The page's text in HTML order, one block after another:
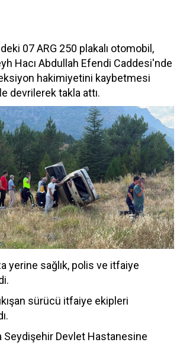
07 ARG 250 plakalı otomobil,
Hacı Abdullah Efendi Caddesi'nde
hakimiyetini kaybetmesi
devrilerek takla attı.
yerine sağlık, polis ve itfaiye
sürücü itfaiye ekipleri
Seydişehir Devlet Hastanesine